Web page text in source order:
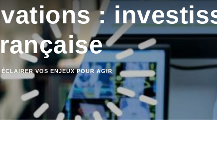
:
ÉCLAIRER VOS ENJEUX POUR AGIR